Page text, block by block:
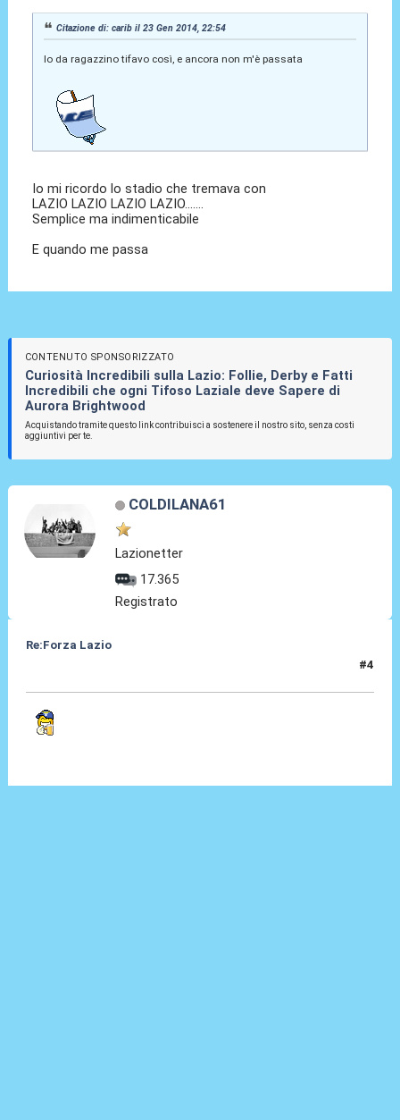
Citazione di: carib il 23 Gen 2014, 22:54
Io da ragazzino tifavo così, e ancora non m'è passata
Io mi ricordo lo stadio che tremava con
LAZIO LAZIO LAZIO LAZIO.......
Semplice ma indimenticabile
E quando me passa
CONTENUTO SPONSORIZZATO
Curiosità Incredibili sulla Lazio: Follie, Derby e Fatti
Incredibili che ogni Tifoso Laziale deve Sapere di
Aurora Brightwood
Acquistando tramite questo link contribuisci a sostenere il nostro sito, senza costi
aggiuntivi per te.
COLDILANA61
Lazionetter
17.365
Registrato
Re:Forza Lazio
#4